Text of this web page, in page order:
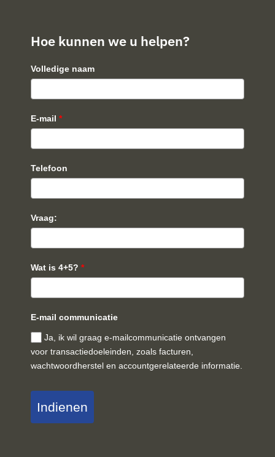
Hoe kunnen we u helpen?
Volledige naam
E-mail *
Telefoon
Vraag:
Wat is 4+5? *
E-mail communicatie
Ja, ik wil graag e-mailcommunicatie ontvangen
voor transactiedoeleinden, zoals facturen,
wachtwoordherstel en accountgerelateerde informatie.
Indienen